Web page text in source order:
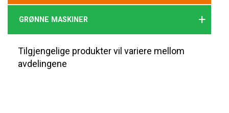
GRØNNE MASKINER +
Tilgjengelige produkter vil variere mellom
avdelingene